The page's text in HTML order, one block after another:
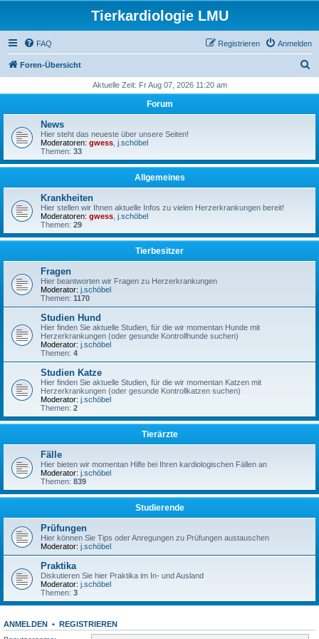
Tierkardiologie LMU
FAQ Anmelden
Registrieren
Foren-Übersicht
h
Aktuelle Zeit: Fr Aug 07, 2026 11:20 am
Forum
News
Hier steht das neueste über unsere Seiten!
Moderatoren: gwess j.schöbel
Themen: 33
Allgemeines
Krankheiten
Hier stellen wir Ihnen aktuelle Infos zu vielen Herzerkrankungen bereit!
Moderatoren: gwess j.schöbel
Themen: 29
Tierbesitzer
Fragen
Hier beantworten wir Fragen zu Herzerkrankungen
Moderator: j.schöbel
Themen: 1170
Studien Hund
Hier finden Sie aktuelle Studien, für die wir momentan Hunde mit
Herzerkrankungen (oder gesunde Kontrollhunde suchen)
Moderator: j.schöbel
Themen: 4
Studien Katze
Hier finden Sie aktuelle Studien, für die wir momentan Katzen mit
Herzerkrankungen (oder gesunde Kontrollkatzen suchen)
Moderator: j.schöbel
Themen: 2
Tierärzte
Fälle
Hier bieten wir momentan Hilfe bei Ihren kardiologischen Fällen an
Moderator: j.schöbel
Themen: 839
Studierende
Prüfungen
Hier können Sie Tips oder Anregungen zu Prüfungen austauschen
Moderator: j.schöbel
Praktika
Diskutieren Sie hier Praktika im In- und Ausland
Moderator: j.schöbel
Themen: 3
ANMELDEN • REGISTRIEREN